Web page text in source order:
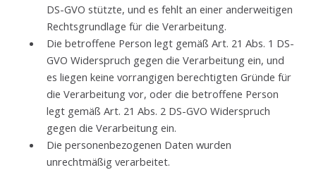
DS-GVO stützte, und es fehlt an einer anderweitigen
Rechtsgrundlage für die Verarbeitung.
Die betroffene Person legt gemäß Art. 21 Abs. 1 DS-
GVO Widerspruch gegen die Verarbeitung ein, und
es liegen keine vorrangigen berechtigten Gründe für
die Verarbeitung vor, oder die betroffene Person
legt gemäß Art. 21 Abs. 2 DS-GVO Widerspruch
gegen die Verarbeitung ein.
Die personenbezogenen Daten wurden
unrechtmäßig verarbeitet.